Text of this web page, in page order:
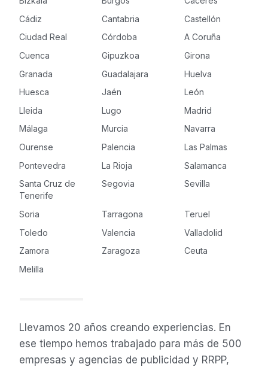
Cádiz
Cantabria
Castellón
Ciudad Real
Córdoba
A Coruña
Cuenca
Gipuzkoa
Girona
Granada
Guadalajara
Huelva
Huesca
Jaén
León
Lleida
Lugo
Madrid
Málaga
Murcia
Navarra
Ourense
Palencia
Las Palmas
Pontevedra
La Rioja
Salamanca
Santa Cruz de
Tenerife
Segovia Sevilla
Soria Tarragona
Teruel
Toledo
Valencia
Valladolid
Zamora
Zaragoza
Ceuta
Melilla
Llevamos 20 años creando experiencias. En
ese tiempo hemos trabajado para más de 500
empresas y agencias de publicidad y RRPP,